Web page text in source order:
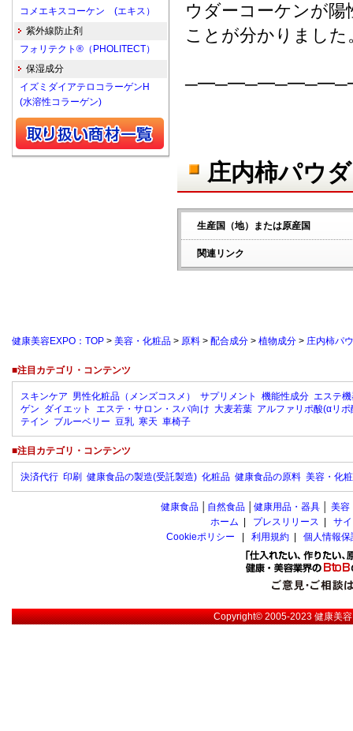
ウダーコーケンが陽
ことが分かりました
庄内柿パウ
生産国（地）または原産国
関連リンク
コメエキスコーケン (エキス）
紫外線防止剤
フォリテクト®（PHOLITECT）
保湿成分
イズミダイアテロコラーゲンH
(水溶性コラーゲン)
健康美容EXPO：TOP > 美容・化粧品 > 原料 > 配合成分 > 植物成分 > 庄内柿パ
■注目カテゴリ・コンテンツ
スキンケア 男性化粧品（メンズコスメ） サプリメント 機能性成分 エステ
ゲン ダイエット エステ・サロン・スパ向け 大麦若葉 アルファリポ酸(αリポ
テイン ブルーベリー 豆乳 寒天 車椅子
■注目カテゴリ・コンテンツ
決済代行 印刷 健康食品の製造(受託製造) 化粧品 健康食品の原料 美容・化
健康食品 自然食品 健康用品・器具 美容
ホーム
プレスリリース
サ
Cookieポリシー
利用規約 個人情報
Copyright© 2005-2023健康美